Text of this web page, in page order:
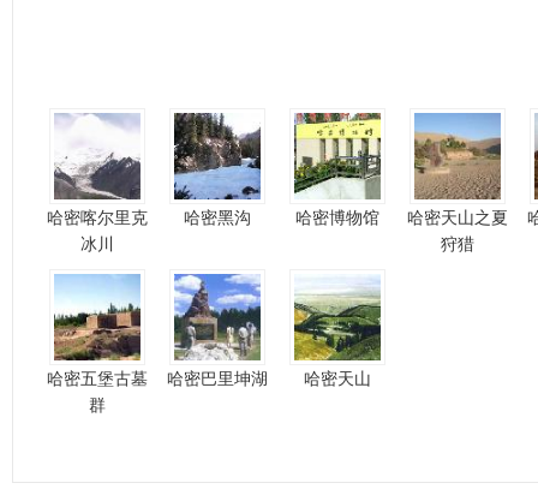
哈密喀尔里克
冰川
哈密黑沟 哈密博物馆
哈密天山之夏
狩猎
哈密五堡古墓
群
哈密巴里坤湖 哈密天山